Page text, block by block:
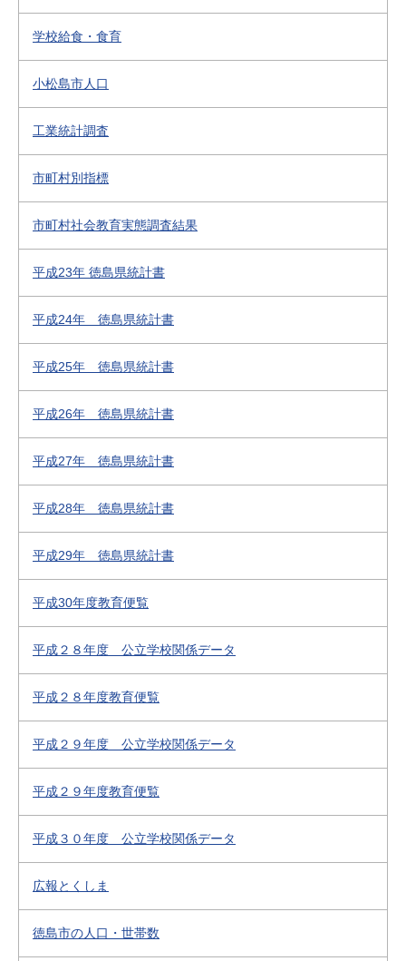
学校給食・食育
小松島市人口
工業統計調査
市町村別指標
市町村社会教育実態調査結果
平成23年 徳島県統計書
平成24年 徳島県統計書
平成25年 徳島県統計書
平成26年 徳島県統計書
平成27年 徳島県統計書
平成28年 徳島県統計書
平成29年 徳島県統計書
平成30年度教育便覧
平成２８年度 公立学校関係データ
平成２８年度教育便覧
平成２９年度 公立学校関係データ
平成２９年度教育便覧
平成３０年度 公立学校関係データ
広報とくしま
徳島市の人口・世帯数